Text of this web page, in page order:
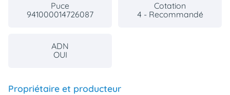
Puce
941000014726087
Cotation
4 - Recommandé
ADN
OUI
Propriétaire et producteur